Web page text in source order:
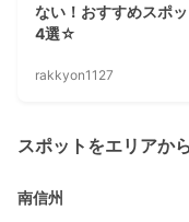
ない！おすすめスポッ
4選☆
rakkyon1127
スポットをエリアか
南信州